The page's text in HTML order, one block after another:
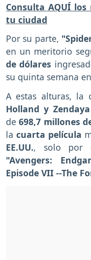
Consulta AQUÍ
tu ciudad
Por su parte,
en un meritorio
de dólares
su quinta semana
A estas alturas, la
Holland y Zendaya
de698,7 millones
la cuarta película
EE.UU., solo por
"Avengers:
Episode VII --The